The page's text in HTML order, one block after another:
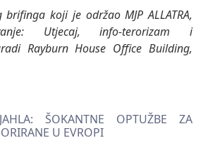
brifinga koji je održao MJP ALLATRA,
Utjecaj, info-terorizam i
Rayburn House Office Building,
ŠOKANTNE OPTUŽBE ZA
U EVROPI